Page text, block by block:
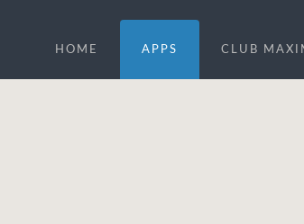
HOME APPS CLUB